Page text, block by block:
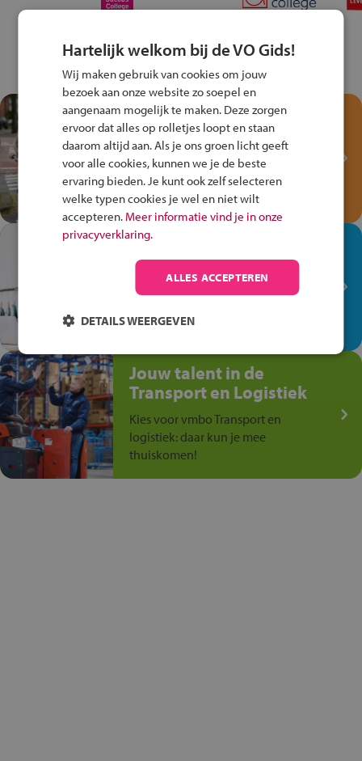
Test je kennis met het
Fiets Veilig
Verkeersspel!
Speel het Fiets Veilig Verkeersspel
en win een Cortina-fiets!
In de winkel ben je op je
plek!
Ontdek via het vmbo jouw talent
anders is!
Jouw talent in de
Transport en Logistiek
Kies voor vmbo Transport en
logistiek: daar kun je mee
thuiskomen!
Hartelijk welkom bij de VO Gids!
Wij maken gebruik van cookies om jouw
bezoek aan onze website zo soepel en
aangenaam mogelijk te maken. Deze zorgen
ervoor dat alles op rolletjes loopt en staan
daarom altijd aan. Als je ons groen licht geeft
voor alle cookies, kunnen we je de beste
ervaring bieden. Je kunt ook zelf selecteren
welke typen cookies je wel en niet wilt
accepteren. Meer informatie vind je in onze
privacyverklaring.
ALLES ACCEPTEREN
DETAILS WEERGEVEN